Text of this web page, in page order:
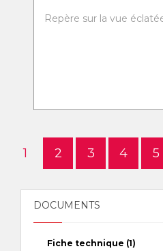
Repère sur la vue
1 2 3 4 5
DOCUMENTS
Fiche technique (1)